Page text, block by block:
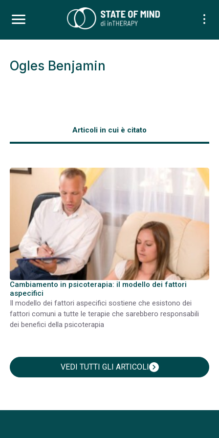
Ogles Benjamin
Articoli in cui è citato
Cambiamento in psicoterapia: il modello dei fattori
aspecifici
Il modello dei fattori aspecifici sostiene che esistono dei
fattori comuni a tutte le terapie che sarebbero responsabili
dei benefici della psicoterapia
VEDI TUTTI GLI ARTICOLIchevron_right